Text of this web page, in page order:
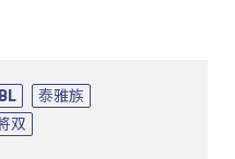
泰雅族
双